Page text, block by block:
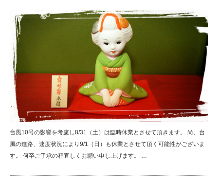
台風10号の影響を考慮し8/31（土）は臨時休業とさせて頂きます。 尚、台
風の進路、速度状況により9/1（日）も休業とさせて頂く可能性がございま
す。 何卒ご了承の程宜しくお願い申し上げます。 …